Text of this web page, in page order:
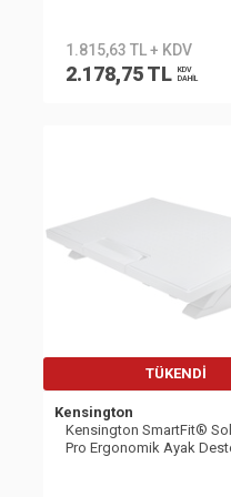
1.815,63 TL + KDV
2.178,75 TL
KDV
DAHİL
TÜKENDI
Kensington
Kensington SmartFit®
Pro Ergonomik Ayak